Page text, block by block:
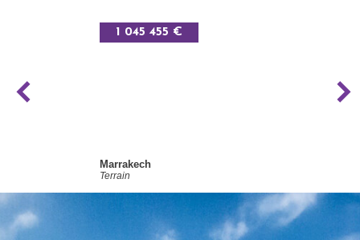
1 045 455 €
Marrakech
Terrain